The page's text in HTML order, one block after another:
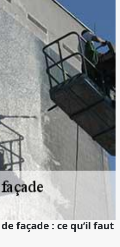
façade : ce qu’il faut